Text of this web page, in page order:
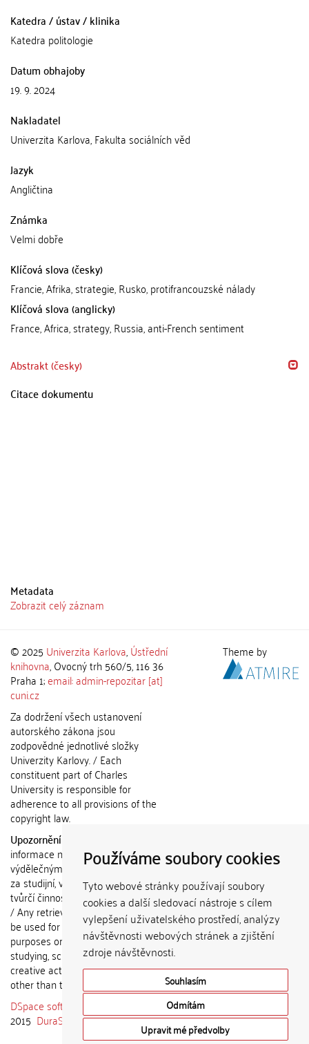
Používáme soubory cookies
Tyto webové stránky používají soubory
cookies a další sledovací nástroje s cílem
vylepšení uživatelského prostředí, analýzy
návštěvnosti webových stránek a zjištění
zdroje návštěvnosti.
Souhlasím
Odmítám
Upravit mé předvolby
Katedra / ústav / klinika
Katedra politologie
Datum obhajoby
19. 9. 2024
Nakladatel
Univerzita Karlova, Fakulta sociálních věd
Jazyk
Angličtina
Známka
Velmi dobře
Klíčová slova (česky)
Francie, Afrika, strategie, Rusko, protifrancouzské nálady
Klíčová slova (anglicky)
France, Africa, strategy, Russia, anti-French sentiment
Abstrakt (česky)
Citace dokumentu
Metadata
Zobrazit celý záznam
© 2025 Univerzita Karlova,Ústřední
knihovna, Ovocný trh 560/5, 116 36
Praha 1;email: admin-repozitar [at]
cuni.cz
Za dodržení všech ustanovení
autorského zákona jsou
zodpovědné jednotlivé složky
Univerzity Karlovy. / Each
constituent part of Charles
University is responsible for
adherence to all provisions of the
copyright law.
Upozornění / Notice:
informace nemohou být použity k
výdělečným účelům nebo vydávány
za studijní, vědeckou nebo jinou
tvůrčí činnost jiné osoby než autora.
/ Any retrieved information shall not
be used for any commercial
purposes or claimed as results of
studying, scientific or any other
creative activities of any person
other than the author.
DSpace software
copyright © 2002-
2015 DuraSpace
Theme by